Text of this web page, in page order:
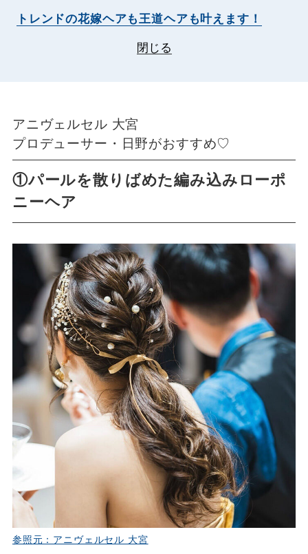
トレンドの花嫁ヘアも王道ヘアも叶えます！
閉じる
アニヴェルセル 大宮
プロデューサー・日野がおすすめ♡
①パールを散りばめた編み込みローポ
ニーヘア
参照元：アニヴェルセル 大宮